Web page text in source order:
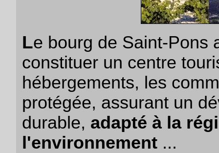
Le bourg de Saint-Pons
constituer un centre
hébergements, les
protégée, assurant un
durable, adapté à la
l'environnement ...